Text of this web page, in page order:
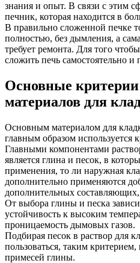
знания и опыт. В связи с этим
печник, которая находится в
В правильно сложенной печке
полностью, без дымления, а
требует ремонта. Для того
сложить печь самостоятельно и
Основные
материалов для
Основным материалом для
главным образом используется
Главными компонентами
является глина и песок, в
применения, то ли наружная
дополнительно применяются
дополнительных
От выбора глины и песка
устойчивость к высоким
проницаемость дымовых газов.
Подбирая песок в раствор для
пользоваться, таким
примесей глины.